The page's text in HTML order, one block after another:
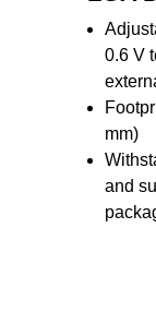
0.6 V
mm)
and